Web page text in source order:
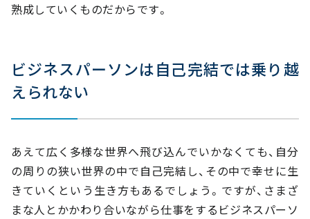
熟成していくものだからです。
ビジネスパーソンは自己完結では乗り越
えられない
あえて広く多様な世界へ飛び込んでいかなくても、自分
の周りの狭い世界の中で自己完結し、その中で幸せに生
きていくという生き方もあるでしょう。ですが、さまざ
まな人とかかわり合いながら仕事をするビジネスパーソ